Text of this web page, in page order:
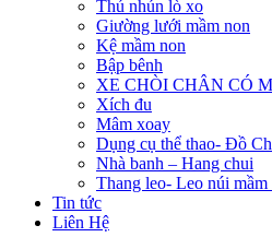
Thú nhún lò xo
Giường lưới mầm non
Kệ mầm non
Bập bênh
XE CHÒI CHÂN CÓ
Xích đu
Mâm xoay
Dụng cụ thể thao- Đồ
Nhà banh – Hang chui
Thang leo- Leo núi mầm
Tin tức
Liên Hệ